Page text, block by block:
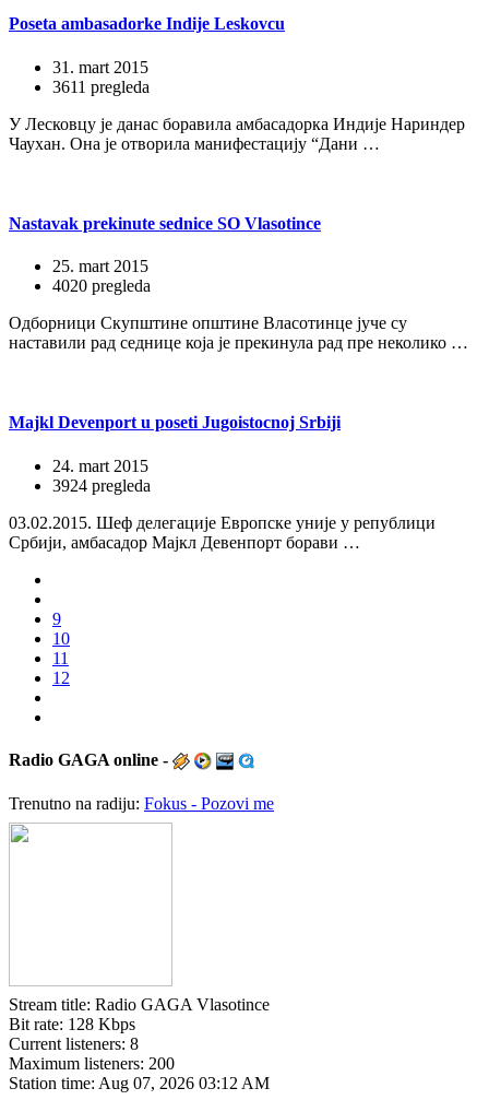
Poseta ambasadorke Indije Leskovcu
31. mart 2015
3611 pregleda
У Лесковцу је данас боравила амбасадорка Индије Нариндер
Чаухан. Она је отворила манифестацију “Дани …
Nastavak prekinute sednice SO Vlasotince
25. mart 2015
4020 pregleda
Одборници Скупштине општине Власотинце јуче су
наставили рад седнице која је прекинула рад пре неколико …
Majkl Devenport u poseti Jugoistocnoj Srbiji
24. mart 2015
3924 pregleda
03.02.2015. Шеф делегације Европске уније у републици
Србији, амбасадор Мајкл Девенпорт борави …
9
10
11
12
Radio GAGA online -
Trenutno na radiju: Fokus - Pozovi me
Stream title: Radio GAGA Vlasotince
Bit rate: 128 Kbps
Current listeners: 8
Maximum listeners: 200
Station time: Aug 07, 2026 03:12 AM